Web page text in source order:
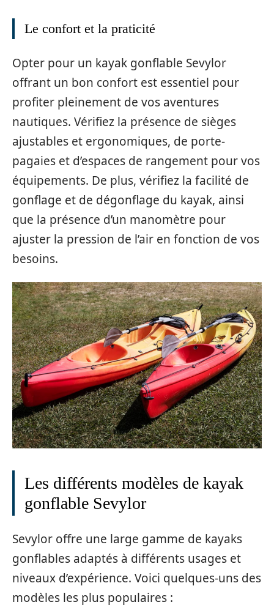
Le confort et la praticité
Opter pour un kayak gonflable Sevylor
offrant un bon confort est essentiel pour
profiter pleinement de vos aventures
nautiques. Vérifiez la présence de sièges
ajustables et ergonomiques, de porte-
pagaies et d’espaces de rangement pour vos
équipements. De plus, vérifiez la facilité de
gonflage et de dégonflage du kayak, ainsi
que la présence d’un manomètre pour
ajuster la pression de l’air en fonction de vos
besoins.
Les différents modèles de kayak
gonflable Sevylor
Sevylor offre une large gamme de kayaks
gonflables adaptés à différents usages et
niveaux d’expérience. Voici quelques-uns des
modèles les plus populaires :